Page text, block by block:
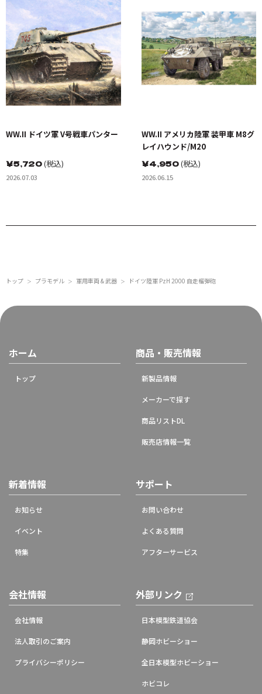
WW.II ドイツ軍 V号戦車パンター
￥5,720(税込)
2026.07.03
WW.II アメリカ陸軍 装甲車 M8グ
レイハウンド/M20
￥4,950(税込)
2026.06.15
トップ ＞ プラモデル ＞ 軍用車両 & 武器 ＞ ドイツ陸軍 PzH 2000 自走榴弾砲
ホーム
トップ
商品・販売情報
新製品情報
メーカーで探す
商品リストDL
販売店情報一覧
新着情報
お知らせ
イベント
特集
サポート
お問い合わせ
よくある質問
アフターサービス
会社情報
会社情報
法人取引のご案内
プライバシーポリシー
外部リンク
日本模型鉄道協会
静岡ホビーショー
全日本模型ホビーショー
ホビコレ